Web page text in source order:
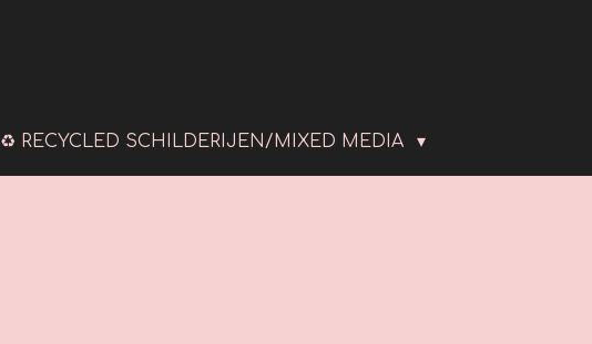
♻️ RECYCLED SCHILDERIJEN/MIXED MEDIA